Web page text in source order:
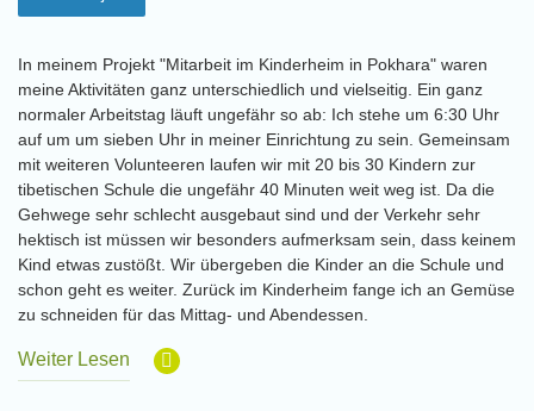
In meinem Projekt "Mitarbeit im Kinderheim in Pokhara" waren
meine Aktivitäten ganz unterschiedlich und vielseitig. Ein ganz
normaler Arbeitstag läuft ungefähr so ab: Ich stehe um 6:30 Uhr
auf um um sieben Uhr in meiner Einrichtung zu sein. Gemeinsam
mit weiteren Volunteeren laufen wir mit 20 bis 30 Kindern zur
tibetischen Schule die ungefähr 40 Minuten weit weg ist. Da die
Gehwege sehr schlecht ausgebaut sind und der Verkehr sehr
hektisch ist müssen wir besonders aufmerksam sein, dass keinem
Kind etwas zustößt. Wir übergeben die Kinder an die Schule und
schon geht es weiter. Zurück im Kinderheim fange ich an Gemüse
zu schneiden für das Mittag- und Abendessen.
Weiter Lesen